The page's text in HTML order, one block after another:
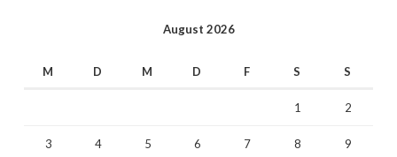
August 2026
M D M D F S S
1 2
3 4 5 6 7 8 9